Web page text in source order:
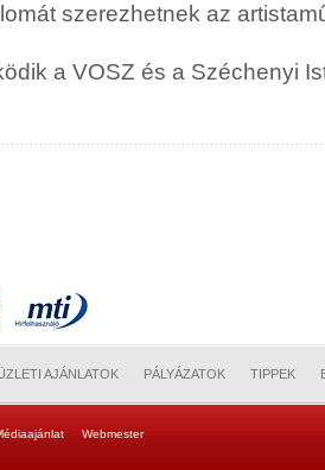
szerezhetnek az
a VOSZ és a Széchenyi
AJÁNLATOK PÁLYÁZATOK TIPPEK
Webmester